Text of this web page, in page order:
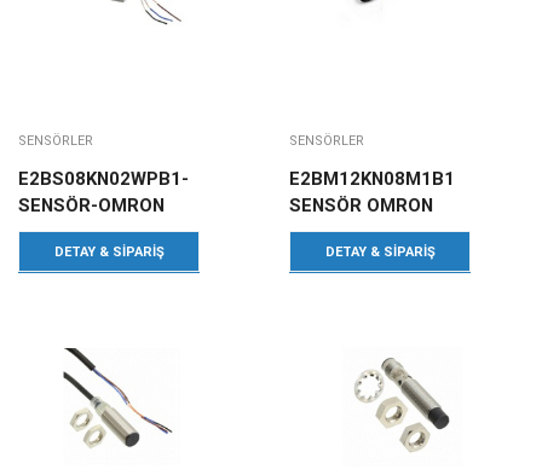
SENSÖRLER
E2BS08KN02WPB1-
SENSÖR-OMRON
DETAY & SIPARIŞ
SENSÖRLER
E2BM12KN08M1B1
SENSÖR OMRON
DETAY & SIPARIŞ